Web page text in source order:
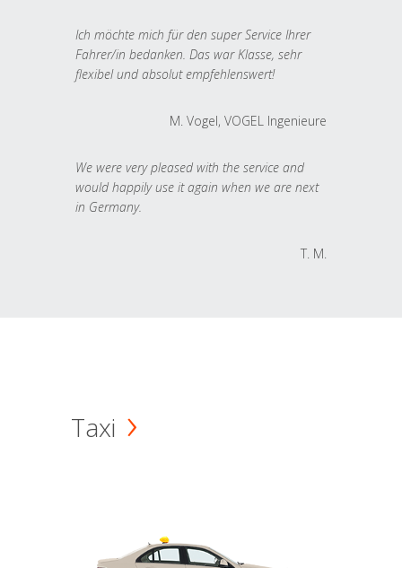
Ich möchte mich für den super Service Ihrer
Fahrer/in bedanken. Das war Klasse, sehr
flexibel und absolut empfehlenswert!
M. Vogel, VOGEL Ingenieure
We were very pleased with the service and
would happily use it again when we are next
in Germany.
T. M.
Taxi